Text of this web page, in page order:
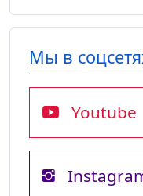
Мы в
Youtube